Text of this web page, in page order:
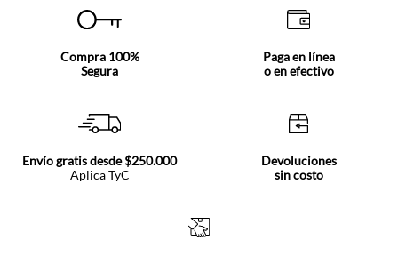
Compra 100%
Segura
Paga en línea
o en efectivo
Envío gratis desde $250.000
Aplica TyC
Devoluciones
sin costo